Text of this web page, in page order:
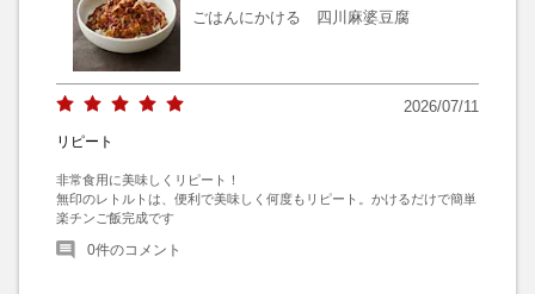
ごはんにかける 四川麻婆豆腐
2026/07/11
リピート
非常食用に美味しくリピート！
無印のレトルトは、便利で美味しく何度もリピート。かけるだけで簡単
楽チンご飯完成です
0件のコメント